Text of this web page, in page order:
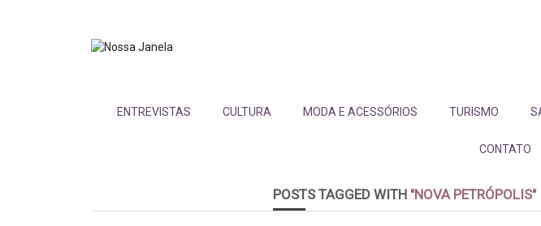
ENTREVISTAS CULTURA MODA E ACESSÓRIOS TURISMO
CONTATO
POSTS TAGGED WITH "NOVA PETRÓPOLIS"